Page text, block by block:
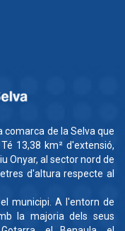
comarca de la Selva que
13,38 km² d'extensió,
Onyar, al sector nord de
d'altura respecte al
municipi. A l'entorn de
la majoria dels seus